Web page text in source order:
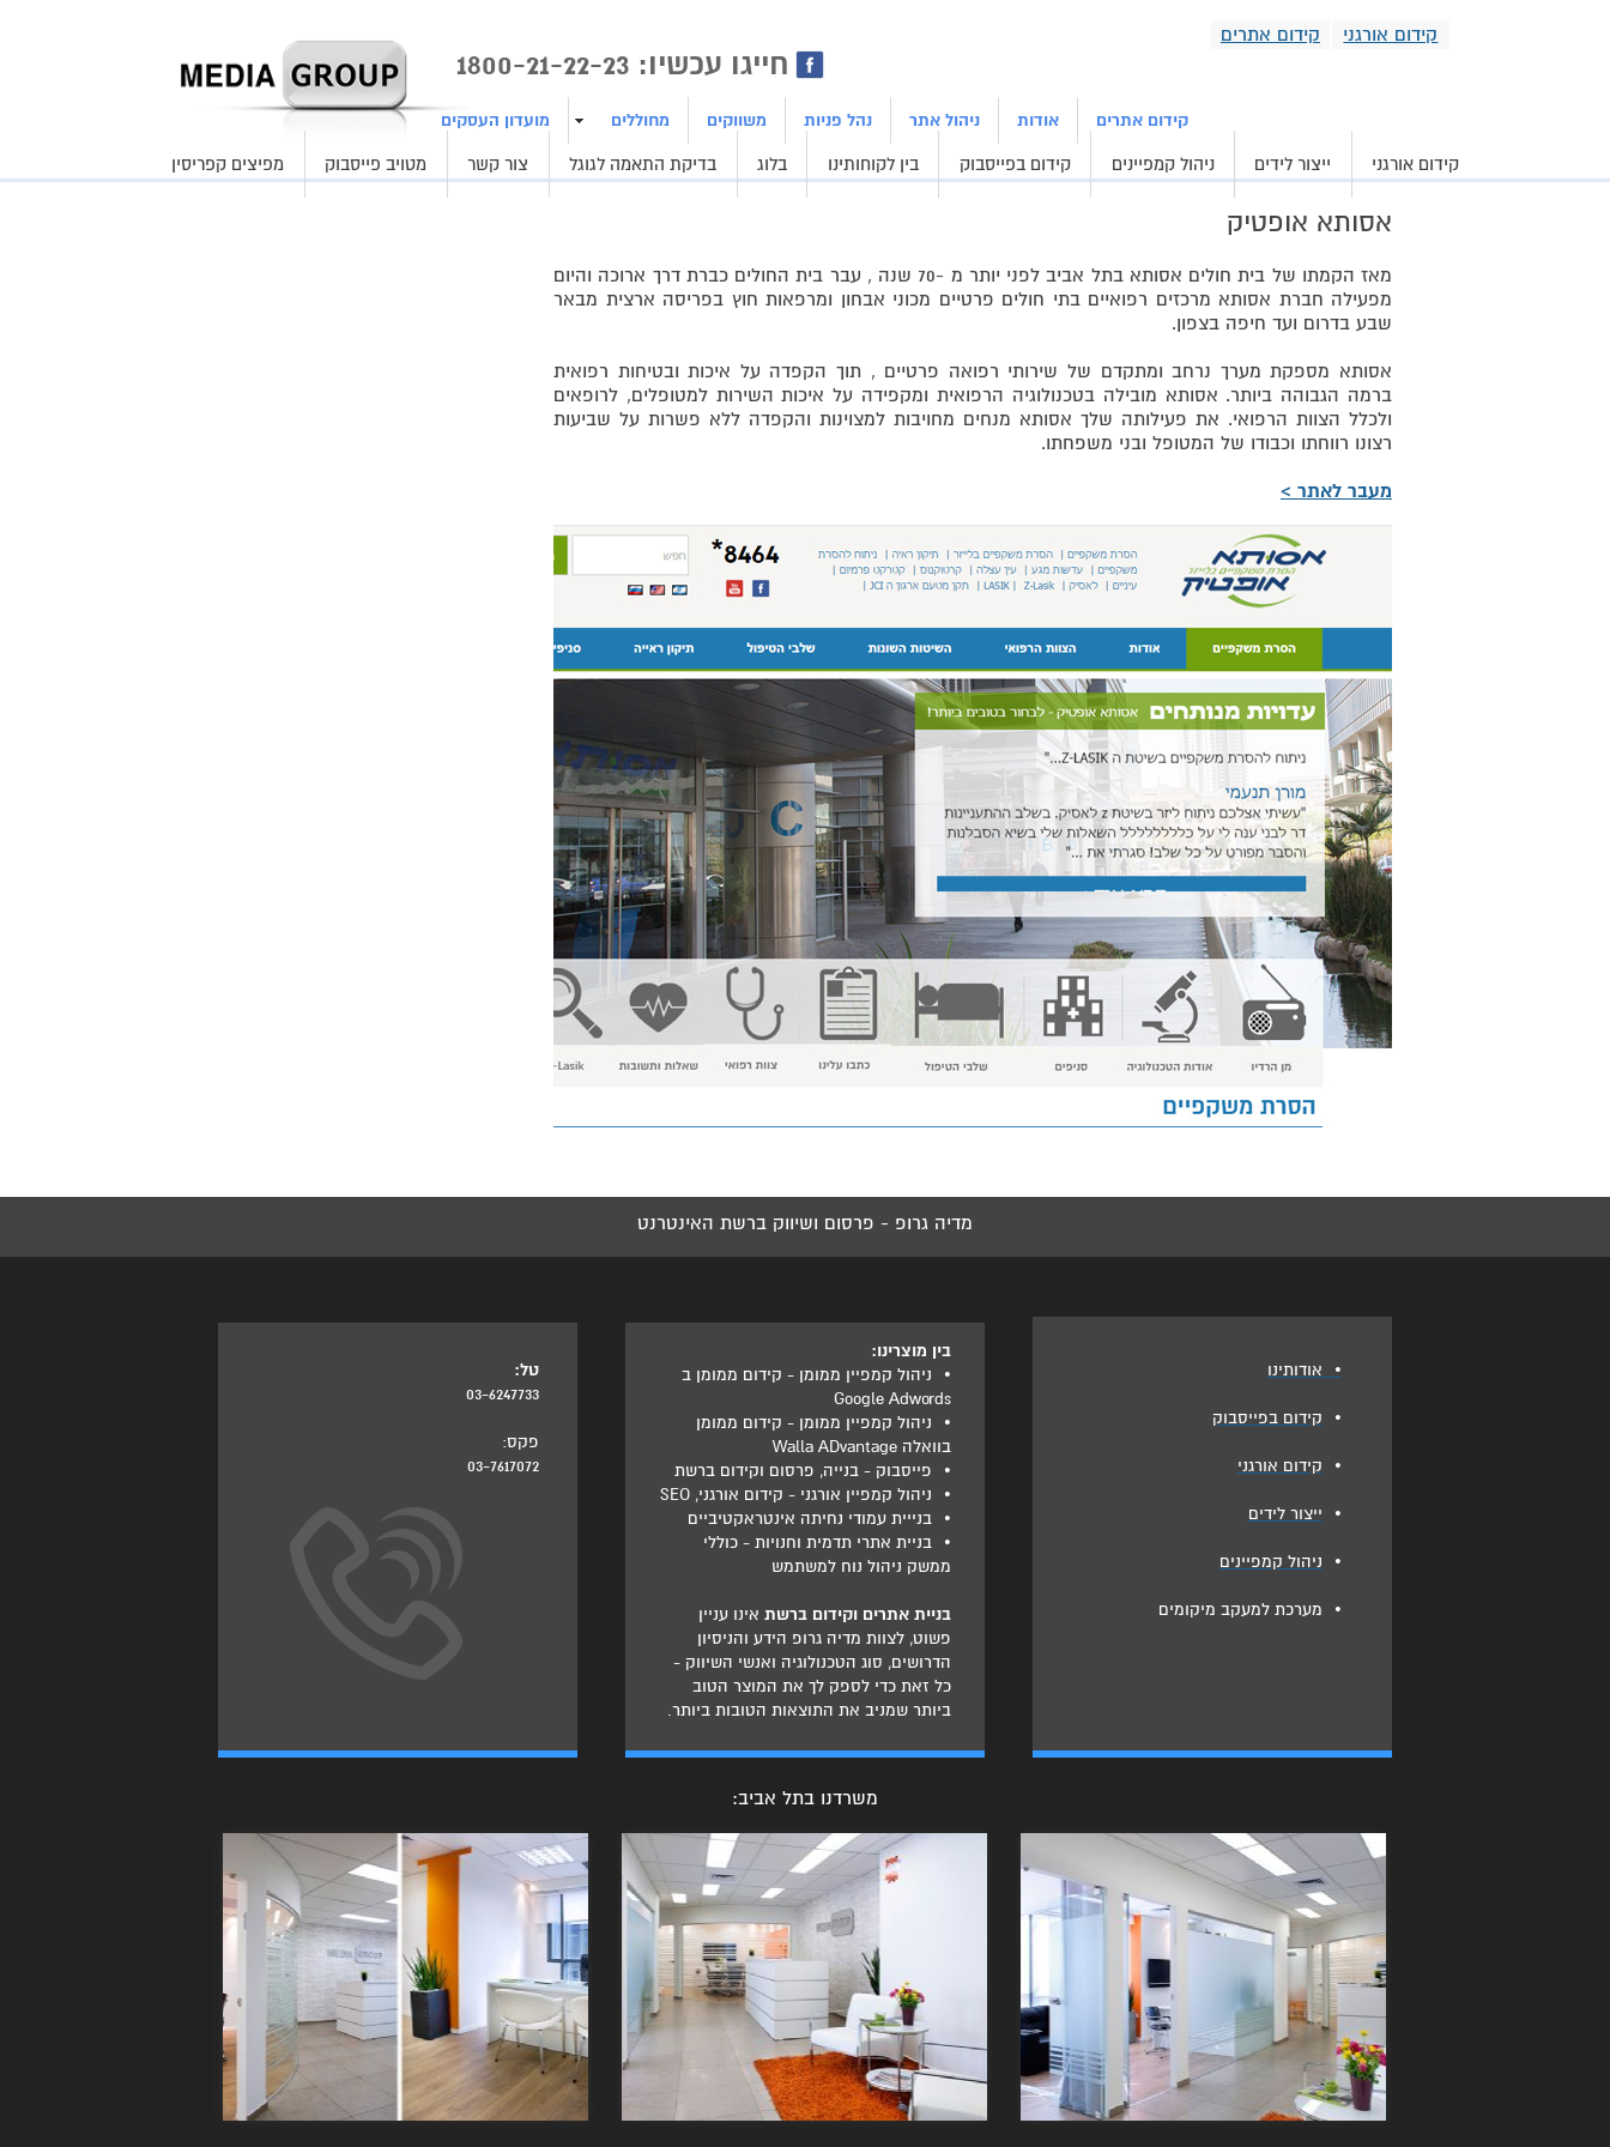
חייגו עכשיו: 1800-21-22-23
קידום אורגני קידום אתרים
קידום אורגני ייצור לידים ניהול קמפיינים קידום בפייסבוק בין לקוחותינו בלוג בדיקת התאמה לגוגל צור קשר מטויב פייסבוק מפיצים קפריסין
קידום אתרים אודות ניהול אתר נהל פניות משווקים מחוללים מועדון העסקים
אסותא אופטיק
מאז הקמתו של בית חולים אסותא בתל אביב לפני יותר מ -70 שנה , עבר בית החולים כברת דרך ארוכה והיום
מפעילה חברת אסותא מרכזים רפואיים בתי חולים פרטיים מכוני אבחון ומרפאות חוץ בפריסה ארצית מבאר
שבע בדרום ועד חיפה בצפון.
אסותא מספקת מערך נרחב ומתקדם של שירותי רפואה פרטיים , תוך הקפדה על איכות ובטיחות רפואית
ברמה הגבוהה ביותר. אסותא מובילה בטכנולוגיה הרפואית ומקפידה על איכות השירות למטופלים, לרופאים
ולכלל הצוות הרפואי. את פעילותה שלך אסותא מנחים מחויבות למצוינות והקפדה ללא פשרות על שביעות
רצונו רווחתו וכבודו של המטופל ובני משפחתו.
מעבר לאתר >
מדיה גרופ - פרסום ושיווק ברשת האינטרנט
בין מוצרינו:
•
ניהול קמפיין ממומן - קידום ממומן ב
Google Adwords
•
ניהול קמפיין ממומן - קידום ממומן
בוואלה Walla ADvantage
• פייסבוק - בנייה, פרסום וקידום ברשת
• ניהול קמפיין אורגני - קידום אורגני, SEO
• בנייית עמודי נחיתה אינטראקטיביים
• בניית אתרי תדמית וחנויות - כוללי
ממשק ניהול נוח למשתמש
בניית אתרים וקידום ברשתאינו עניין
פשוט, לצוות מדיה גרופ הידע והניסיון
הדרושים, סוג הטכנולוגיה ואנשי השיווק -
כל זאת כדי לספק לך את המוצר הטוב
ביותר שמניב את התוצאות הטובות ביותר.
• אודותינו
• קידום בפייסבוק
• קידום אורגני
• ייצור לידים
• ניהול קמפיינים
• מערכת למעקב מיקומים
טל:
03-6247733
פקס:
03-7617072
משרדנו בתל אביב: